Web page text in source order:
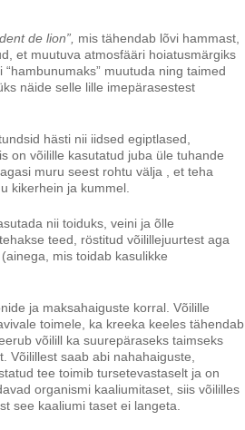
dent de lion”, mis tähendab lõvi hammast,
et muutuva atmosfääri hoiatusmärgiks
muutuda ning taimed
näide selle lille imepärasestest
hästi nii iidsed egiptlased,
on võilille kasutatud juba üle tuhande
muru seest rohtu välja , et teha
kikerhein ja kummel.
nii toiduks, veini ja õlle
teed, röstitud võilillejuurtest aga
mis toidab kasulikke
ja maksahaiguste korral. Võilille
toimele, ka kreeka keeles tähendab
võilill ka suurepäraseks taimseks
Võilillest saab abi nahahaiguste,
tee toimib tursetevastaselt ja on
organismi kaaliumitaset, siis võililles
see kaaliumi taset ei langeta.